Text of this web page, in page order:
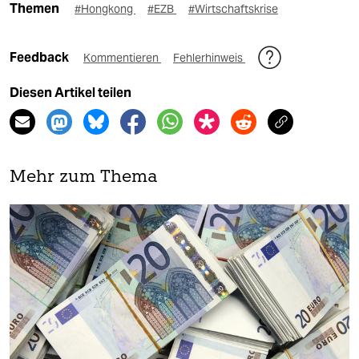
Themen #Hongkong #EZB #Wirtschaftskrise
Feedback Kommentieren Fehlerhinweis
Diesen Artikel teilen
Mehr zum Thema